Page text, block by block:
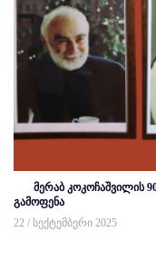
მერაბ კოკოჩაშვილის
გამოფენა
22 / სექტემბერი 2025